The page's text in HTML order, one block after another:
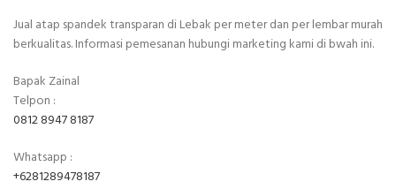
Jual atap spandek transparan di Lebak per meter dan per lembar murah
berkualitas. Informasi pemesanan hubungi marketing kami di bwah ini.
Bapak Zainal
Telpon :
0812 8947 8187
Whatsapp :
+6281289478187